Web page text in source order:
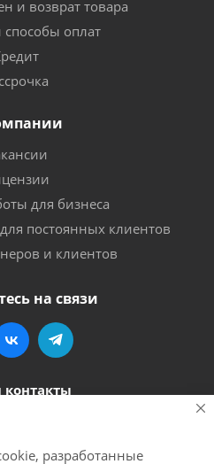
и возврат товара
способы оплат
для бизнеса
постоянных клиентов
и клиентов
на связи
разработанные